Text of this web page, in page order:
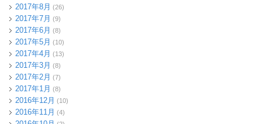
2017年8月 (26)
2017年7月 (9)
2017年6月 (8)
2017年5月 (10)
2017年4月 (13)
2017年3月 (8)
2017年2月 (7)
2017年1月 (8)
2016年12月 (10)
2016年11月 (4)